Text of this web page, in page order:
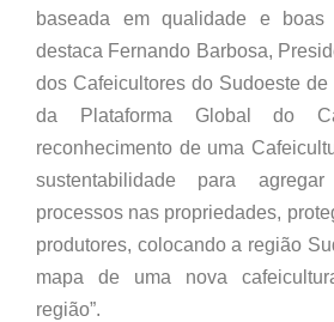
baseada em qualidade e boas
destaca Fernando Barbosa,
dos Cafeicultores do Sudoeste de
da Plataforma Global do
reconhecimento de uma
sustentabilidade para
processos nas propriedades,
produtores, colocando a região
mapa de uma nova
região”.